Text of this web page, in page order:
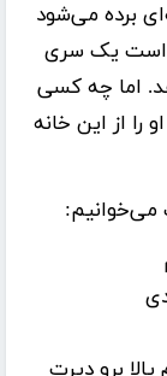
برده می‌شود
است یک سری
اما چه کسی
را از این خانه
می‌خوانیم:
برو دیرت